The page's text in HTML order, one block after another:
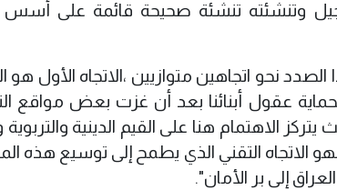
وتنشئته تنشئة صحيحة قائمة على أسس
نحو اتجاهين متوازيين ،الاتجاه الأول هو
عقول أبنائنا بعد أن غزت بعض مواقع
الاهتمام هنا على القيم الدينية والتربوية
الاتجاه التقني الذي يطمح إلى توسيع هذه
إلى بر الأمان".